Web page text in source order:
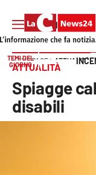
SEZIONI
Vai
TEMI DEL
GIORNO
HOME PAGE ATTUALITÀ
ATTUALITÀ
Spiagge
disabili